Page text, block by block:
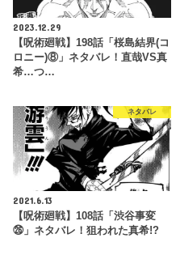
2023.12.29
【呪術廻戦】198話「桜島結界(コ
ロニー)⑧」ネタバレ！直哉VS真
希…つ…
ネタバレ
2021.6.13
【呪術廻戦】108話「渋谷事変
㉖」ネタバレ！狙われた真希!?